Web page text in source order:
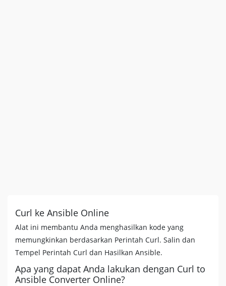
Curl ke Ansible Online
Alat ini membantu Anda menghasilkan kode yang
memungkinkan berdasarkan Perintah Curl. Salin dan
Tempel Perintah Curl dan Hasilkan Ansible.
Apa yang dapat Anda lakukan dengan Curl to
Ansible Converter Online?